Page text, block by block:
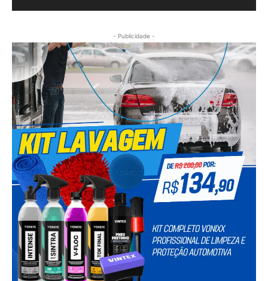
- Publicidade -